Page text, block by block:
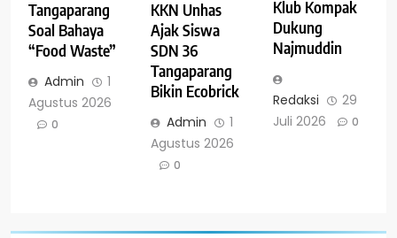
Tangaparang
Soal Bahaya
“Food Waste”
Admin
1
Agustus 2026
0
KKN Unhas
Ajak Siswa
SDN 36
Tangaparang
Bikin Ecobrick
Admin
1
Agustus 2026
0
Klub Kompak
Dukung
Najmuddin
Redaksi
29
Juli 2026
0